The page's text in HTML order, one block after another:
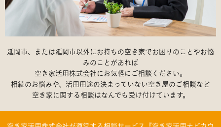
延岡市、または延岡市以外にお持ちの空き家でお困りのことやお悩
みのことがあれば
空き家活用株式会社にお気軽にご相談ください。
相続のお悩みや、活用用途の決まっていない空き屋のご相談など
空き家に関する相談はなんでも受け付けています。